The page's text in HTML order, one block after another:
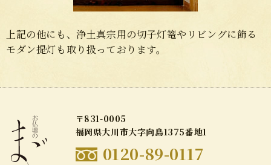
上記の他にも、浄土真宗用の切子灯篭やリビングに飾る
モダン提灯も取り扱っております。
〒831-0005
福岡県大川市大字向島1375番地1
0120-89-0117